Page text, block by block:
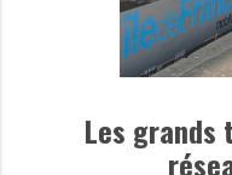
Les grands